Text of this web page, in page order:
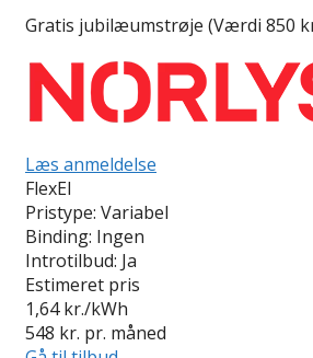
Gratis jubilæumstrøje (Værdi 850
Læs anmeldelse
FlexEl
Pristype: Variabel
Binding: Ingen
Introtilbud: Ja
Estimeret pris
1,64 kr./kWh
548 kr. pr. måned